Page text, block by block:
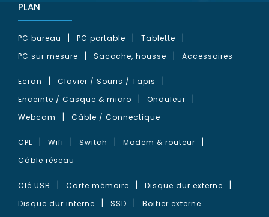
PLAN
PC bureau PC portable
Tablette
PC sur mesure
Sacoche, housse Accessoires
Ecran
Clavier / Souris / Tapis
Enceinte / Casque & micro
Onduleur
Webcam
Câble / Connectique
CPL Wifi Switch
Modem & routeur
Câble réseau
Clé USB Carte mémoire
Disque dur externe
Disque dur interne
SSD Boitier externe